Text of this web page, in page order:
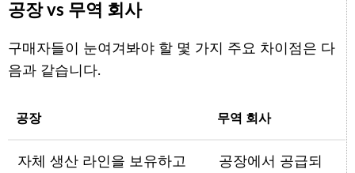
공장 vs 무역 회사
구매자들이 눈여겨봐야 할 몇 가지 주요 차이점은 다
음과 같습니다.
공장 무역 회사
자체 생산 라인을 보유하고
공장에서 공급되